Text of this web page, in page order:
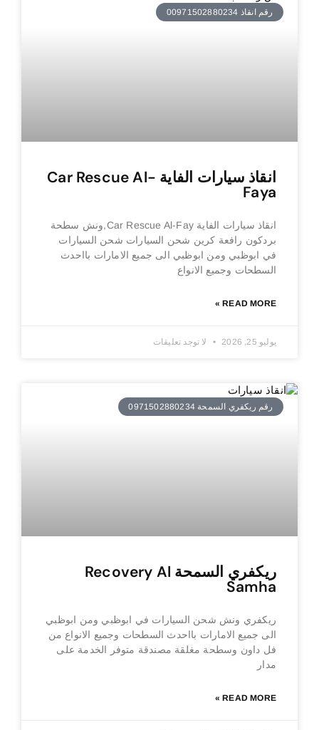
رقم انقاذ 00971502880234
انقاذ سيارات الفاية Car Rescue Al-
Faya
انقاذ سيارات الفاية Car Rescue Al-Fay,ونش سطحة
بردكون رافعة كرين شحن السيارات شحن السيارات
في ابوظبي ومن ابوظبي الى جميع الامارات بااحدث
السطحات وجميع الانواع
READ MORE »
يوليو 25, 2026 لا توجد تعليقات
رقم ريكفري السمحة 0971502880234
ريكفري السمحة Recovery Al
Samha
ريكفري ونش شحن السيارات في ابوظبي ومن ابوظبي
الى جميع الامارات بااحدث السطحات وجميع الانواع من
فل داون وسطحة مغلقة مصندقة متوفر الخدمة على
مدار
READ MORE »